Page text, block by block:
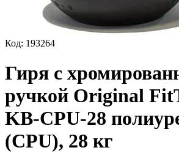
Код: 193264
Гиря с
ручкой Original
KB-CPU-28
(CPU), 28 кг